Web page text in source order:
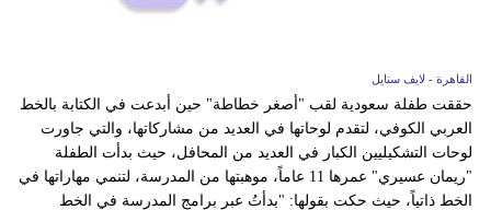
القاهرة - لايف ستايل
حققت طفلة سعودية لقب "أصغر خطاطة" حين أبدعت في الكتابة بالخط
العربي الكوفي، لتقدم لوحاتها في العديد من مشاركاتها، والتي جاورت
لوحات التشكيليين الكبار في العديد من المحافل، حيث بدأت الطفلة
"ريمان عسيري" عمرها 11 عاماً، موهبتها من المدرسة، لتنمي مهاراتها في
الخط ذاتياً، حيث حكت بقولها: "بدأتُ عبر برامج المدرسة في الخط